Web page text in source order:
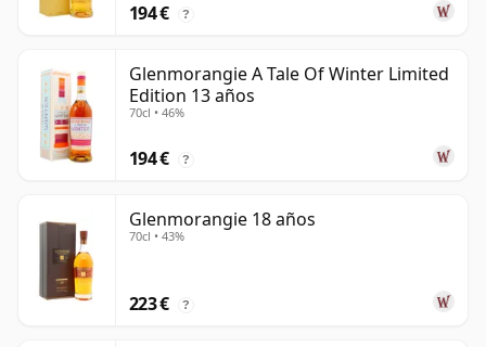
194 € ?
Glenmorangie A Tale Of Winter Limited
Edition 13 años
70cl • 46%
194 € ?
Glenmorangie 18 años
70cl • 43%
223 € ?